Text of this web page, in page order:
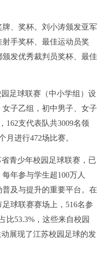
、奖杯。刘小涛颁发亚军
手奖杯、最佳运动员奖
发优秀裁判员奖杯、最佳
足球联赛（中小学组）设
子乙组，初中男子、女子
162支代表队共3009名领
月进行472场比赛。
青少年校园足球联赛，已
年参与学生超100万人
及与提升的重要平台。在
球联赛赛场上，516名参
比53.3%，这些来自校园
展现了江苏校园足球的发